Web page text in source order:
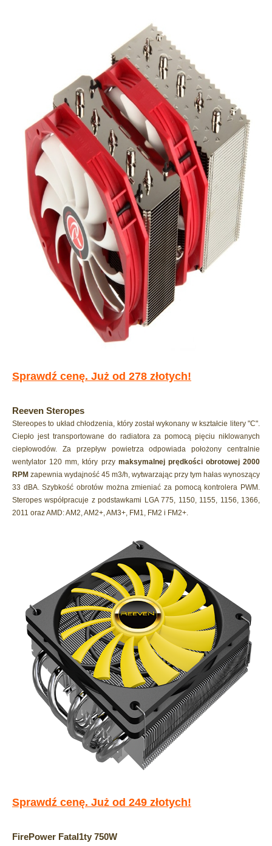
Sprawdź cenę. Już od 278 złotych!
Reeven Steropes
Stereopes to układ chłodzenia, który został wykonany w kształcie litery "C".
Ciepło jest transportowane do radiatora za pomocą pięciu niklowanych
ciepłowodów. Za przepływ powietrza odpowiada położony centralnie
wentylator 120 mm, który przymaksymalnej prędkości obrotowej 2000
RPM zapewnia wydajność 45 m3/h, wytwarzając przy tym hałas wynoszący
33 dBA. Szybkość obrotów można zmieniać za pomocą kontrolera PWM.
Steropes współpracuje z podstawkami LGA 775, 1150, 1155, 1156, 1366,
2011 oraz AMD: AM2, AM2+, AM3+, FM1, FM2 i FM2+.
Sprawdź cenę. Już od 249 złotych!
FirePower Fatal1ty 750W